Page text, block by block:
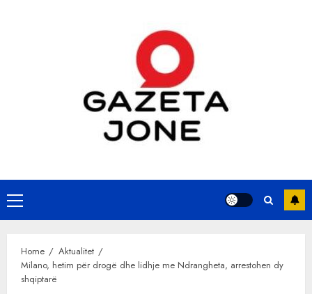
Primary
Menu
Home
Aktualitet
Milano, hetim për drogë dhe lidhje me Ndrangheta, arrestohen dy
shqiptarë